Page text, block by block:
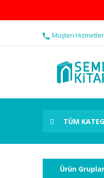
Müşteri
TÜM
Ürün